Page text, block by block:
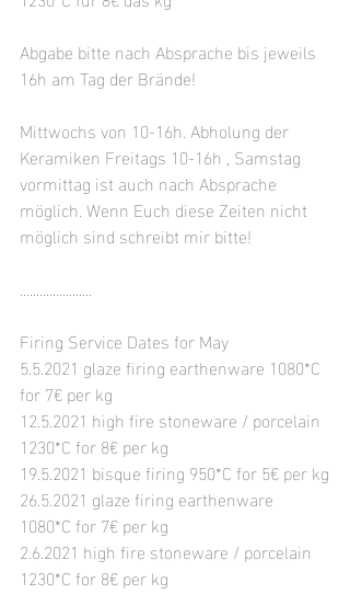
Abgabe bitte nach Absprache bis jeweils
16h am Tag der Brände!
Mittwochs von 10-16h. Abholung der
Keramiken Freitags 10-16h , Samstag
vormittag ist auch nach Absprache
möglich. Wenn Euch diese Zeiten nicht
möglich sind schreibt mir bitte!
......................
Firing Service Dates for May
5.5.2021 glaze firing earthenware 1080*C
for 7€ per kg
12.5.2021 high fire stoneware / porcelain
1230*C for 8€ per kg
19.5.2021 bisque firing 950*C for 5€ per kg
26.5.2021 glaze firing earthenware
1080*C for 7€ per kg
2.6.2021 high fire stoneware / porcelain
1230*C for 8€ per kg